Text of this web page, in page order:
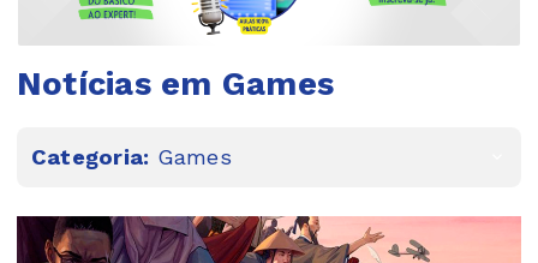
Notícias em Games
Categoria: Games